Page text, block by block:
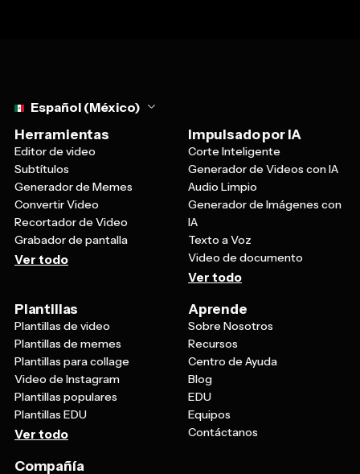
Español (México)
Herramientas
Editor de video
Subtítulos
Generador de Memes
Convertir Video
Recortador de Video
Grabador de pantalla
Ver todo
Impulsado por IA
Corte Inteligente
Generador de Videos con IA
Audio Limpio
Generador de Imágenes con
IA
Texto a Voz
Video de documento
Ver todo
Plantillas
Plantillas de video
Plantillas de memes
Plantillas para collage
Video de Instagram
Plantillas populares
Plantillas EDU
Ver todo
Aprende
Sobre Nosotros
Recursos
Centro de Ayuda
Blog
EDU
Equipos
Contáctanos
Compañía